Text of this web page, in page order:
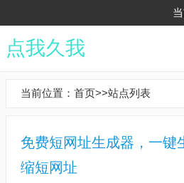
点我久我
当前位置： 首页>>站点列表
免费短网址生成器，一键
缩短网址